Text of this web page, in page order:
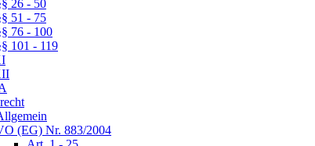
26 - 50
51 - 75
76 - 100
101 - 119
(EG) Nr. 883/2004